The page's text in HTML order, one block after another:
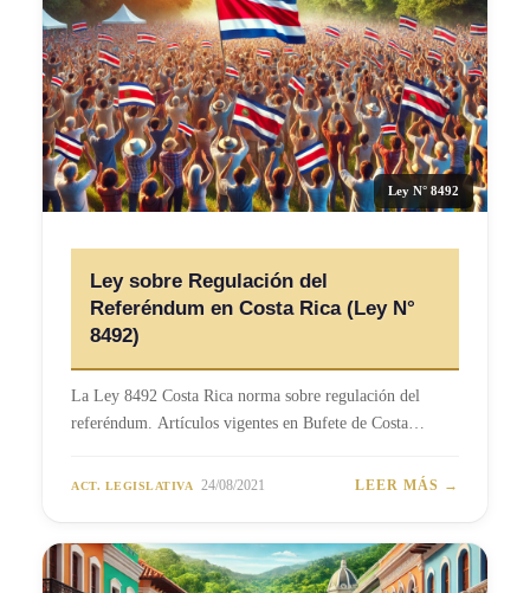
Ley N° 8492
Ley sobre Regulación del
Referéndum en Costa Rica (Ley N°
8492)
La Ley 8492 Costa Rica norma sobre regulación del
referéndum. Artículos vigentes en Bufete de Costa…
ACT. LEGISLATIVA 24/08/2021 LEER MÁS →